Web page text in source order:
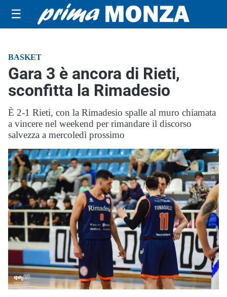
☰
BASKET
Gara 3 è ancora di Rieti,
sconfitta la Rimadesio
È 2-1 Rieti, con la Rimadesio spalle al muro chiamata
a vincere nel weekend per rimandare il discorso
salvezza a mercoledì prossimo